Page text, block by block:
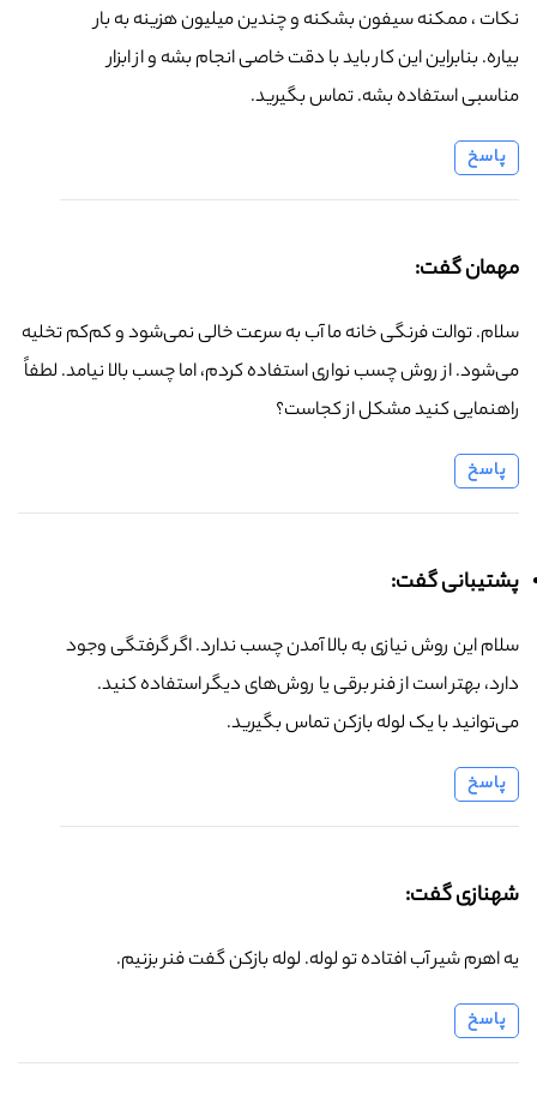
نکات ، ممکنه سیفون بشکنه و چندین میلیون هزینه به بار
بیاره. بنابراین این کار باید با دقت خاصی انجام بشه و از ابزار
مناسبی استفاده بشه. تماس بگیرید.
پاسخ
مهمان گفت:
سلام. توالت فرنگی خانه ما آب به سرعت خالی نمی‌شود و کم‌کم تخلیه
می‌شود. از روش چسب نواری استفاده کردم، اما چسب بالا نیامد. لطفاً
راهنمایی کنید مشکل از کجاست؟
پاسخ
پشتیبانی گفت:
سلام این روش نیازی به بالا آمدن چسب ندارد. اگر گرفتگی وجود
دارد، بهتر است از فنر برقی یا روش‌های دیگر استفاده کنید.
می‌توانید با یک لوله بازکن تماس بگیرید.
پاسخ
شهنازی گفت:
یه اهرم شیر آب افتاده تو لوله. لوله بازکن گفت فنر بزنیم.
پاسخ